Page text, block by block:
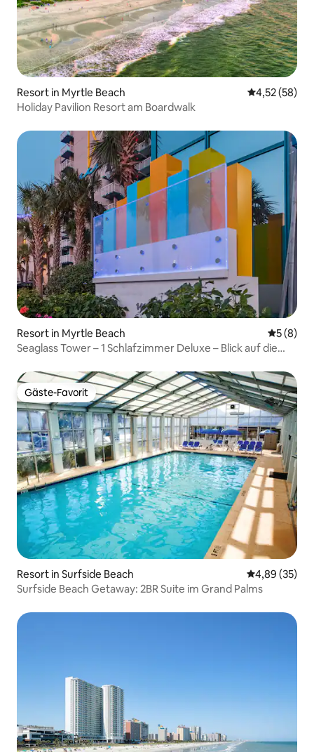
Resort in Myrtle Beach
4,52 (58)
Holiday Pavilion Resort am Boardwalk
Resort in Myrtle Beach
5 (8)
Seaglass Tower – 1 Schlafzimmer Deluxe – Blick auf die
Gäste-Favorit
Gäste-Favorit
Resort in Surfside Beach
4,89 (35)
Surfside Beach Getaway: 2BR Suite im Grand Palms